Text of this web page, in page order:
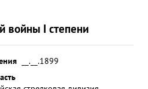
войны I степени
__.__.1899